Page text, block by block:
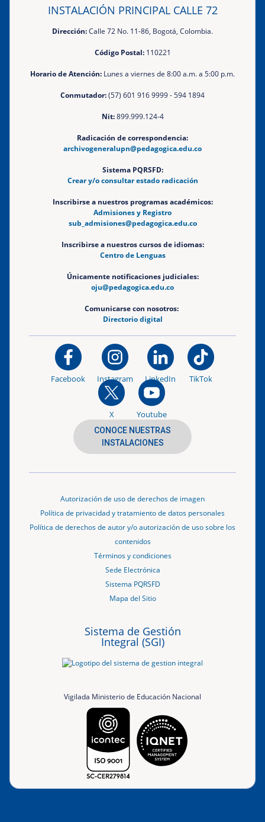
INSTALACIÓN PRINCIPAL CALLE 72
Dirección:Calle 72 No. 11-86, Bogotá, Colombia.
Código Postal:110221
Horario de Atención: Lunes a viernes de 8:00 a.m. a 5:00 p.m.
Conmutador:(57) 601 916 9999 - 594 1894
Nit:899.999.124-4
Radicación de correspondencia:
archivogeneralupn@pedagogica.edu.co
Sistema PQRSFD:
Crear y/o consultar estado radicación
Inscribirse a nuestros programas académicos:
Admisiones y Registro
sub_admisiones@pedagogica.edu.co
Inscribirse a nuestros cursos de idiomas:
Centro de Lenguas
Únicamente notificaciones judiciales:
oju@pedagogica.edu.co
Comunicarse con nosotros:
Directorio digital
Facebook Instagram LinkedIn TikTok
X Youtube
CONOCE NUESTRAS
INSTALACIONES
Autorización de uso de derechos de imagen
Política de privacidad y tratamiento de datos personales
Política de derechos de autor y/o autorización de uso sobre los
contenidos
Términos y condiciones
Sede Electrónica
Sistema PQRSFD
Mapa del Sitio
Sistema de Gestión
Integral (SGI)
Vigilada Ministerio de Educación Nacional